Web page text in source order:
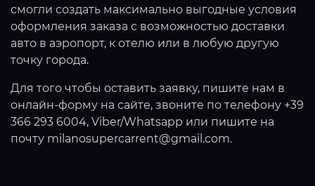
смогли создать максимально выгодные условия
оформления заказа с возможностью доставки
авто в аэропорт, к отелю или в любую другую
точку города.
Для того чтобы оставить заявку, пишите нам в
онлайн-форму на сайте, звоните по телефону +39
366 293 6004, Viber/Whatsapp или пишите на
почту milanosupercarrent@gmail.com.